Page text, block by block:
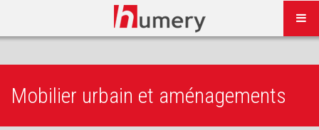
Mobilier urbain et aménagements